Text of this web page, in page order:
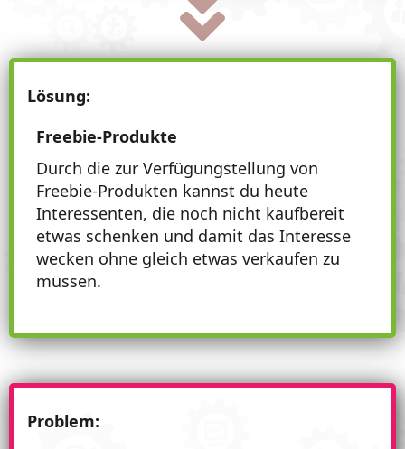
Lösung:
Freebie-Produkte
Durch die zur Verfügungstellung von
Freebie-Produkten kannst du heute
Interessenten, die noch nicht kaufbereit
etwas schenken und damit das Interesse
wecken ohne gleich etwas verkaufen zu
müssen.
Problem: